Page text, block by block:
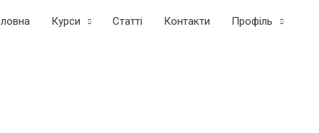
Курси Статтi Контакти Профіль